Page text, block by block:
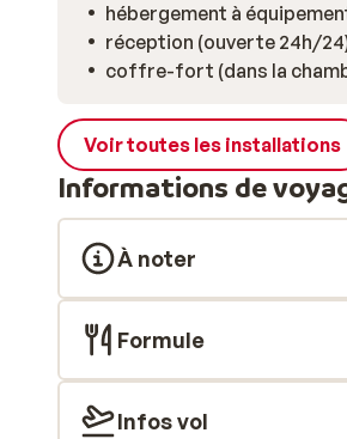
hébergement à
réception (ouverte 24h/
coffre-fort (dans la
Voir toutes les installations
Informations de
À noter
Formule
Infos vol